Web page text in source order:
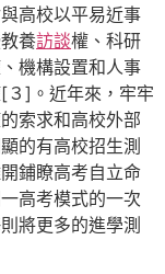
高校以平易近事
養訪談權、科研
機構設置和人事
３]。近年來，牢牢
索求和高校外部
的有高校招生測
鋪瞭高考自立命
高考模式的一次
將更多的進學測